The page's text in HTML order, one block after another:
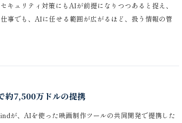
ュリティ対策にもAIが前提になりつつあると捉え、
事でも、AIに任せる範囲が広がるほど、扱う情報の管
7,500万ドルの提携
が、AIを使った映画制作ツールの共同開発で提携した